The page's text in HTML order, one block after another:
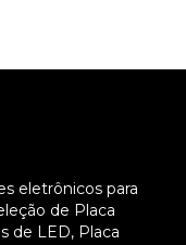
eletrônicos para
de Placa
de LED, Placa